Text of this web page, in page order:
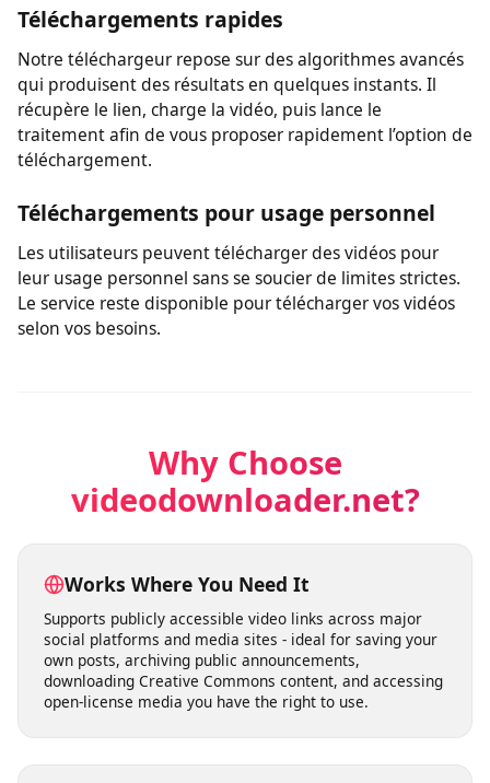
Plus besoin de chercher des outils différents pour
chaque plateforme. Cet utilitaire vous permet de
télécharger des vidéos depuis les plateformes les plus
connues.
Téléchargements rapides
Notre téléchargeur repose sur des algorithmes avancés
qui produisent des résultats en quelques instants. Il
récupère le lien, charge la vidéo, puis lance le
traitement afin de vous proposer rapidement l’option de
téléchargement.
Le service reste disponible pour télécharger vos vidéos
selon vos besoins.
Why Choose
videodownloader.net?
Works Where You Need It